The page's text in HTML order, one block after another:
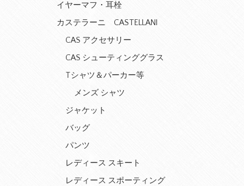
イヤーマフ・耳栓
カステラーニ CASTELLANI
CAS アクセサリー
CAS シューティンググラス
Tシャツ＆パーカー等
メンズ シャツ
ジャケット
バッグ
パンツ
レディース スキート
レディース スポーティング